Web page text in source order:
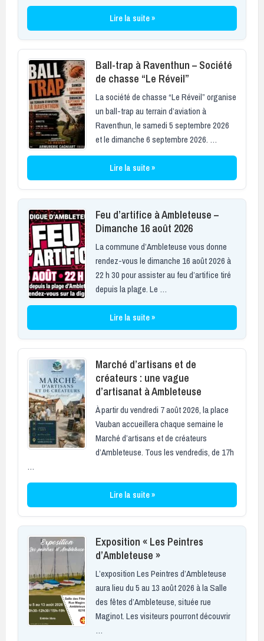
Lire la suite »
Ball-trap à Raventhun – Société
de chasse “Le Réveil”
La société de chasse “Le Réveil” organise
un ball-trap au terrain d’aviation à
Raventhun, le samedi 5 septembre 2026
et le dimanche 6 septembre 2026. …
Lire la suite »
Feu d’artifice à Ambleteuse –
Dimanche 16 août 2026
La commune d’Ambleteuse vous donne
rendez-vous le dimanche 16 août 2026 à
22 h 30 pour assister au feu d’artifice tiré
depuis la plage. Le …
Lire la suite »
Marché d’artisans et de
créateurs : une vague
d’artisanat à Ambleteuse
À partir du vendredi 7 août 2026, la place
Vauban accueillera chaque semaine le
Marché d’artisans et de créateurs
d’Ambleteuse. Tous les vendredis, de 17h
…
Lire la suite »
Exposition « Les Peintres
d’Ambleteuse »
L’exposition Les Peintres d’Ambleteuse
aura lieu du 5 au 13 août 2026 à la Salle
des fêtes d’Ambleteuse, située rue
Maginot. Les visiteurs pourront découvrir
…